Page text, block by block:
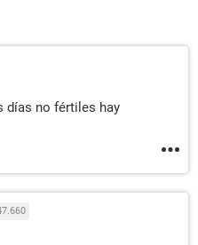
días no fértiles hay